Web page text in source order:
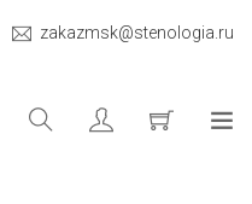
zakazmsk@stenologia.ru